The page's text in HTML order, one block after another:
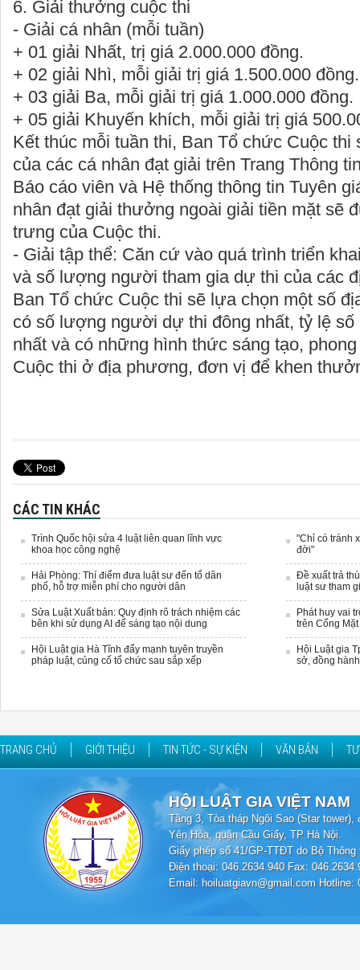
6. Giải thưởng cuộc thi
- Giải cá nhân (mỗi tuần)
+ 01 giải Nhất, trị giá 2.000.000 đồng.
+ 02 giải Nhì, mỗi giải trị giá 1.500.000 đồng.
+ 03 giải Ba, mỗi giải trị giá 1.000.000 đồng.
+ 05 giải Khuyến khích, mỗi giải trị giá
Kết thúc mỗi tuần thi, Ban Tổ chức Cuộc thi
của các cá nhân đạt giải trên Trang Thông
Báo cáo viên và Hệ thống thông tin Tuyên
nhân đạt giải thưởng ngoài giải tiền mặt sẽ
trưng của Cuộc thi.
- Giải tập thể: Căn cứ vào quá trình triển
và số lượng người tham gia dự thi của các
Ban Tổ chức Cuộc thi sẽ lựa chọn một số
có số lượng người dự thi đông nhất, tỷ lệ
nhất và có những hình thức sáng tạo,
Cuộc thi ở địa phương, đơn vị để khen
CÁC TIN KHÁC
Trình Quốc hội sửa 4 luật liên quan lĩnh vực
khoa học công nghệ
Hải Phòng: Thí điểm đưa luật sư đến tổ dân
phố, hỗ trợ miễn phí cho người dân
Sửa Luật Xuất bản: Quy định rõ trách nhiệm các
bên khi sử dụng AI để sáng tạo nội dung
Hội Luật gia Hà Tĩnh đẩy mạnh tuyên truyền
pháp luật, củng cố tổ chức sau sắp xếp
"Chỉ có tránh
đời"
Đề xuất trả
luật sư tham
Phát huy vai
trên Cổng
Hội Luật gia
sở, đồng
TRANG CHỦ GIỚI THIỆU TIN TỨC - SỰ KIỆN VĂN BẢN
HỘI LUẬT GIA VIỆT NAM
Tầng 3, Tòa tháp Ngôi Sao (Star
Yên Hòa, quận Cầu Giấy, TP Hà Nội.
Giấy phép số 41/GP-TTĐT do Bộ
Điện thoại: 046.2634.940 Fax:
Email: hoiluatgiavn@gmail.com Hotline: